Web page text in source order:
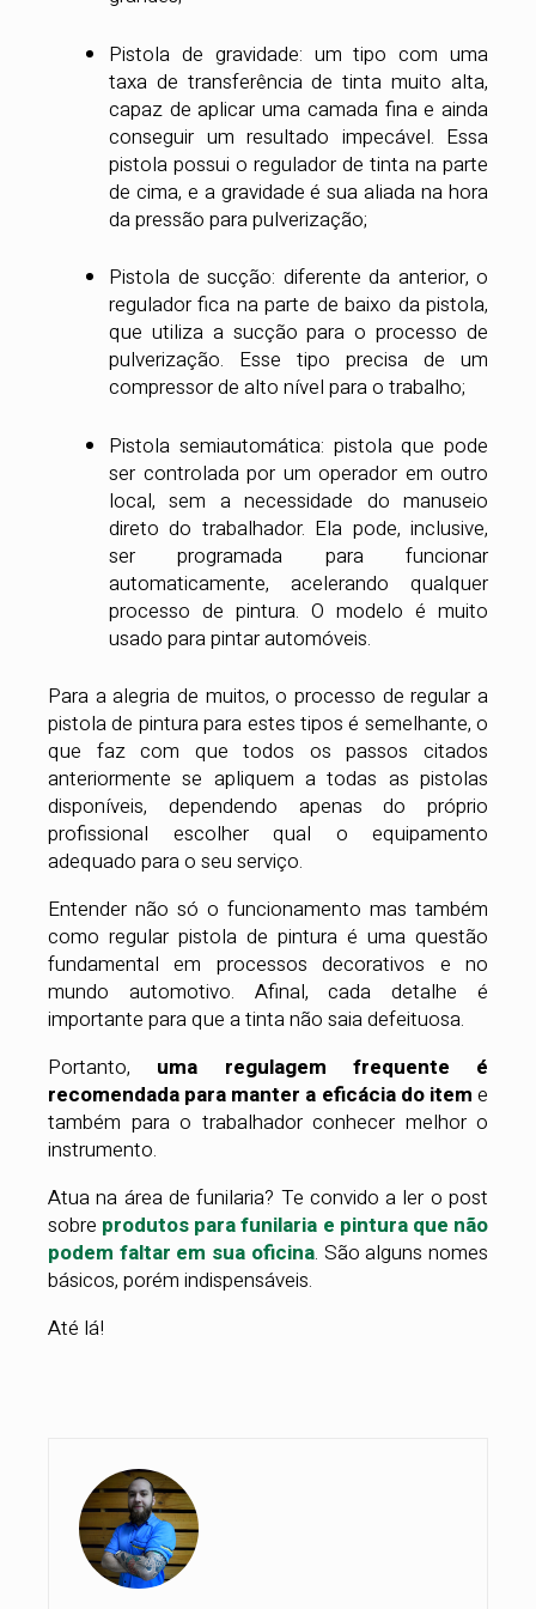
Pistola de gravidade: um tipo com uma
taxa de transferência de tinta muito alta,
capaz de aplicar uma camada fina e ainda
conseguir um resultado impecável. Essa
pistola possui o regulador de tinta na parte
de cima, e a gravidade é sua aliada na hora
da pressão para pulverização;
Pistola de sucção: diferente da anterior, o
regulador fica na parte de baixo da pistola,
que utiliza a sucção para o processo de
pulverização. Esse tipo precisa de um
compressor de alto nível para o trabalho;
Pistola semiautomática: pistola que pode
ser controlada por um operador em outro
local, sem a necessidade do manuseio
direto do trabalhador. Ela pode, inclusive,
ser programada para funcionar
automaticamente, acelerando qualquer
processo de pintura. O modelo é muito
usado para pintar automóveis.
Para a alegria de muitos, o processo de regular a
pistola de pintura para estes tipos é semelhante, o
que faz com que todos os passos citados
anteriormente se apliquem a todas as pistolas
disponíveis, dependendo apenas do próprio
profissional escolher qual o equipamento
adequado para o seu serviço.
Entender não só o funcionamento mas também
como regular pistola de pintura é uma questão
fundamental em processos decorativos e no
mundo automotivo. Afinal, cada detalhe é
importante para que a tinta não saia defeituosa.
Portanto, uma regulagem frequente é
recomendada para manter a eficácia do item e
também para o trabalhador conhecer melhor o
instrumento.
Atua na área de funilaria? Te convido a ler o post
sobre produtos para funilaria e pintura que não
podem faltar em sua oficina. São alguns nomes
básicos, porém indispensáveis.
Até lá!